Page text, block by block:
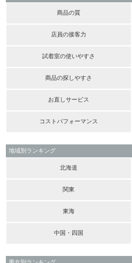
商品の質
店員の接客力
試着室の使いやすさ
商品の探しやすさ
お直しサービス
コストパフォーマンス
地域別ランキング
北海道
関東
東海
中国・四国